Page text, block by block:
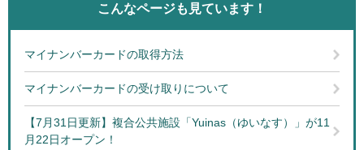
こんなページも見ています！
マイナンバーカードの取得方法
マイナンバーカードの受け取りについて
【7月31日更新】複合公共施設「Yuinas（ゆいなす）」が11
月22日オープン！